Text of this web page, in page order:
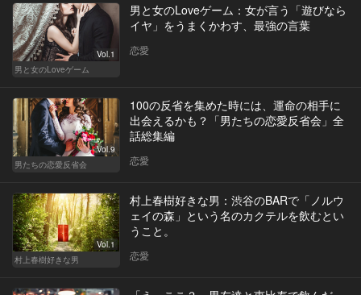
Vol.1
男と女のLoveゲーム
男と女のLoveゲーム：女が言う「遊びなら
イヤ」をうまくかわす、最強の言葉
恋愛
Vol.9
男たちの恋愛反省会
100の反省を集めた時には、運命の相手に
出会えるかも？「男たちの恋愛反省会」全
話総集編
恋愛
Vol.1
村上春樹好きな男
村上春樹好きな男：渋谷のBARで「ノルウ
ェイの森」という名のカクテルを飲むとい
うこと。
恋愛